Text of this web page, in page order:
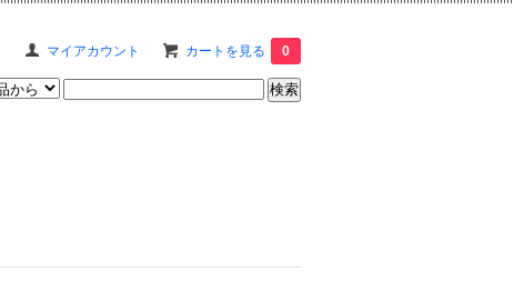
マイアカウント カートを見る 0